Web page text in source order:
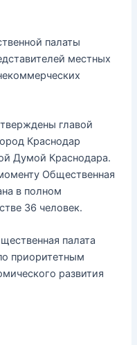
палаты
местных
главой
Краснодар
Думой Краснодара.
Общественная
в полном
36 человек.
палата
приоритетным
развития